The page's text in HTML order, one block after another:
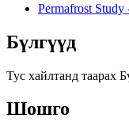
Permafrost Study
Бүлгүүд
Тус хайлтанд таарах
Шошго